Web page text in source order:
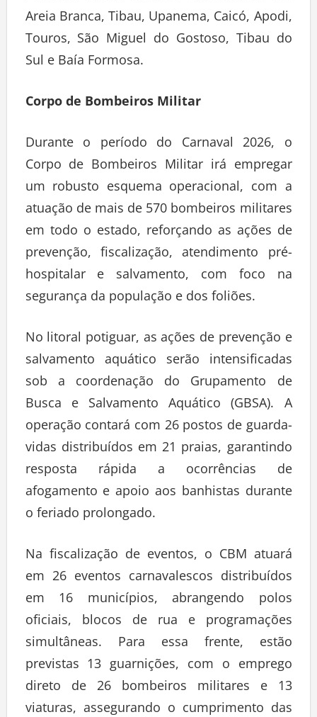
Areia Branca, Tibau, Upanema, Caicó, Apodi,
Touros, São Miguel do Gostoso, Tibau do
Sul e Baía Formosa.
Corpo de Bombeiros Militar
Durante o período do Carnaval 2026, o
Corpo de Bombeiros Militar irá empregar
um robusto esquema operacional, com a
atuação de mais de 570 bombeiros militares
em todo o estado, reforçando as ações de
prevenção, fiscalização, atendimento pré-
hospitalar e salvamento, com foco na
segurança da população e dos foliões.
No litoral potiguar, as ações de prevenção e
salvamento aquático serão intensificadas
sob a coordenação do Grupamento de
Busca e Salvamento Aquático (GBSA). A
operação contará com 26 postos de guarda-
vidas distribuídos em 21 praias, garantindo
resposta rápida a ocorrências de
afogamento e apoio aos banhistas durante
o feriado prolongado.
Na fiscalização de eventos, o CBM atuará
em 26 eventos carnavalescos distribuídos
em 16 municípios, abrangendo polos
oficiais, blocos de rua e programações
simultâneas. Para essa frente, estão
previstas 13 guarnições, com o emprego
direto de 26 bombeiros militares e 13
viaturas, assegurando o cumprimento das